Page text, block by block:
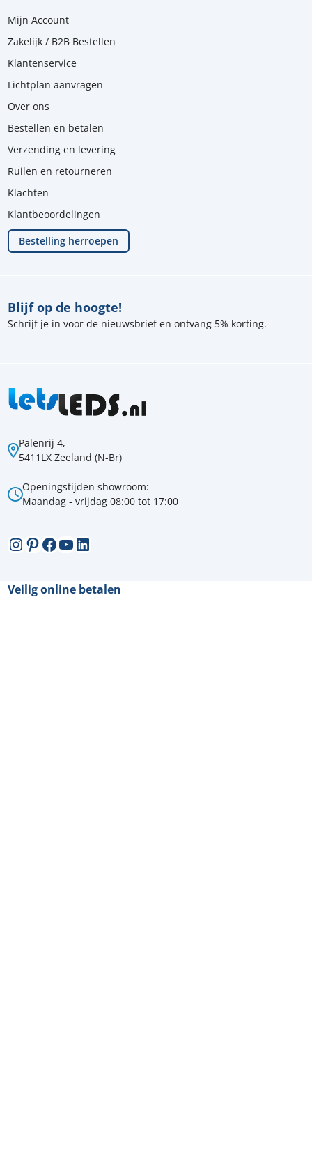
Palenrij 4,
5411LX Zeeland (N-Br)
Openingstijden showroom:
Maandag - vrijdag 08:00 tot 17:00
Instagram
Pinterest
Facebook
YouTube
LinkedIn
Blijf op de hoogte!
Schrijf je in voor de nieuwsbrief en ontvang 5% korting.
Mijn Account
Zakelijk / B2B Bestellen
Klantenservice
Lichtplan aanvragen
Over ons
Bestellen en betalen
Verzending en levering
Ruilen en retourneren
Klachten
Klantbeoordelingen
Bestelling herroepen
Veilig online betalen